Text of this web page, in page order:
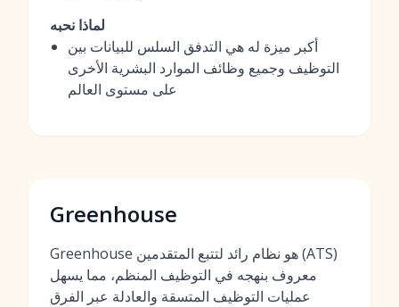
لماذا نحبه
أكبر ميزة له هي التدفق السلس للبيانات بين
التوظيف وجميع وظائف الموارد البشرية الأخرى
على مستوى العالم
Greenhouse
Greenhouse هو نظام رائد لتتبع المتقدمين (ATS)
معروف بنهجه في التوظيف المنظم، مما يسهل
عمليات التوظيف المتسقة والعادلة عبر الفرق